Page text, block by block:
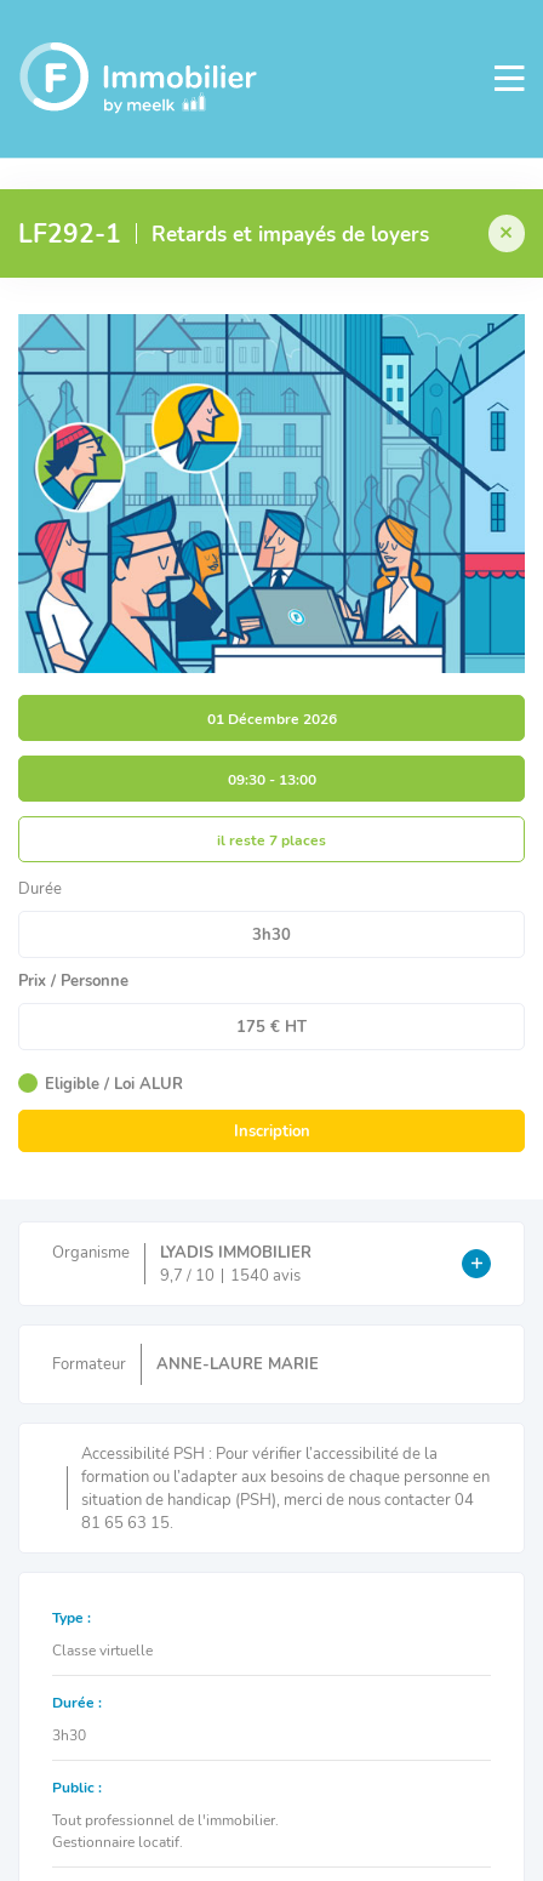
LF292-1 Retards et impayés de loyers
01 Décembre 2026
09:30 - 13:00
il reste 7 places
Durée
3h30
Prix / Personne
175 € HT
Eligible / Loi ALUR
Inscription
Organisme
LYADIS IMMOBILIER
9,7 / 10
1540 avis
Formateur ANNE-LAURE MARIE
Accessibilité PSH : Pour vérifier l’accessibilité de la
formation ou l’adapter aux besoins de chaque personne en
situation de handicap (PSH), merci de nous contacter 04
81 65 63 15.
Type :
Classe virtuelle
Durée :
3h30
Public :
Tout professionnel de l'immobilier.
Gestionnaire locatif.